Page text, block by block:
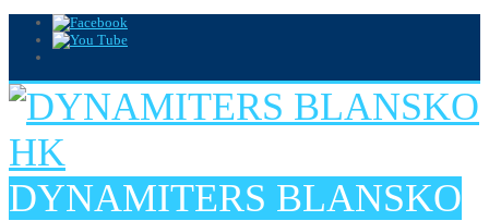
DYNAMITERS BLANSKO